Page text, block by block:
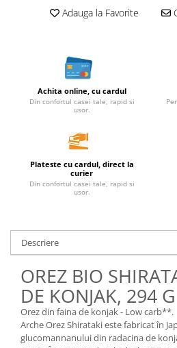
Fermenti si gelifianti
Sare si inlocuitori
Produse care inlocuiesc carnea
Unt, alternativa unt
Dulciuri
Ciocolata
Bomboane, Caramele si Jeleuri
Biscuiti si napolitane
Inghetata
Zahar si indulcitori
Batoane
Dulciuri bio
Guma de mestecat bio
Adauga la Favorite
Achita online, cu cardul
Din confortul casei tale, rapid si
usor.
Plateste cu cardul, direct la
curier
Din confortul casei tale, rapid si
usor.
Descriere
OREZ BIO
DE KONJAK, 294
Orez din faina de konjak - Low carb**.
Arche Orez Shirataki este fabricat în
glucomannanului din radacina de